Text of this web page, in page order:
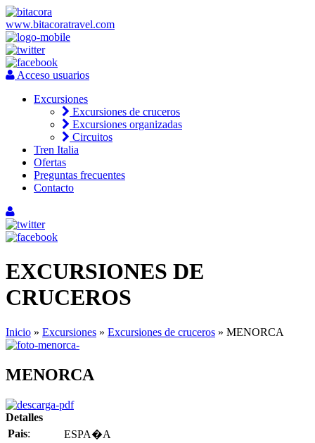
www.bitacoratravel.com
Acceso usuarios
Excursiones
Excursiones de cruceros
Excursiones organizadas
Circuitos
Tren Italia
Ofertas
Preguntas frecuentes
Contacto
EXCURSIONES DE
CRUCEROS
Inicio » Excursiones » Excursiones de cruceros » MENORCA
MENORCA
Detalles
Pais:
ESPA�A